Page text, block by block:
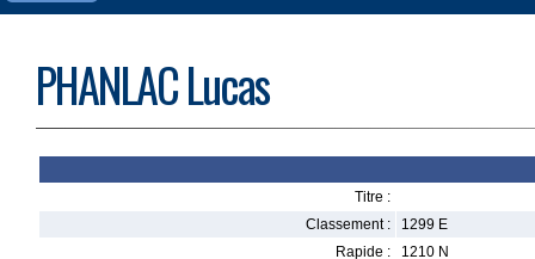
PHANLAC Lucas
Titre :
Classement :
1299 E
Rapide :
1210 N